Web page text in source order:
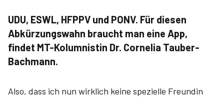
UDU, ESWL, HFPPV und PONV. Für diesen
Abkürzungswahn braucht man eine App,
findet MT-Kolumnistin Dr. Cornelia Tauber-
Bachmann.
Also, dass ich nun wirklich keine spezielle Freundin